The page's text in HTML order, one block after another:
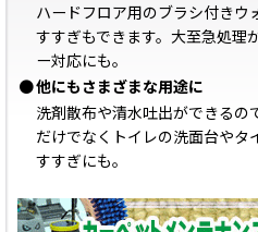
ハードフロア用のブラシ付きウ
すすぎもできます。大至急処理
ー対応にも。
●他にもさまざまな用途に
洗剤散布や清水吐出ができるの
だけでなくトイレの洗面台やタ
すすぎにも。